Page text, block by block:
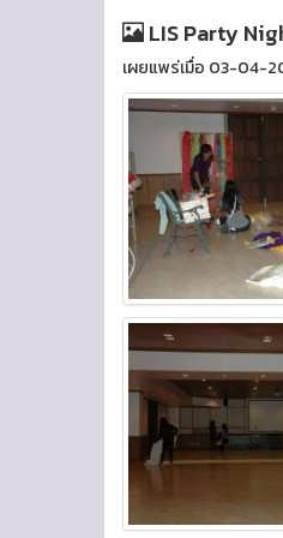
LIS Party
เผยแพร่เมื่อ 03-04-